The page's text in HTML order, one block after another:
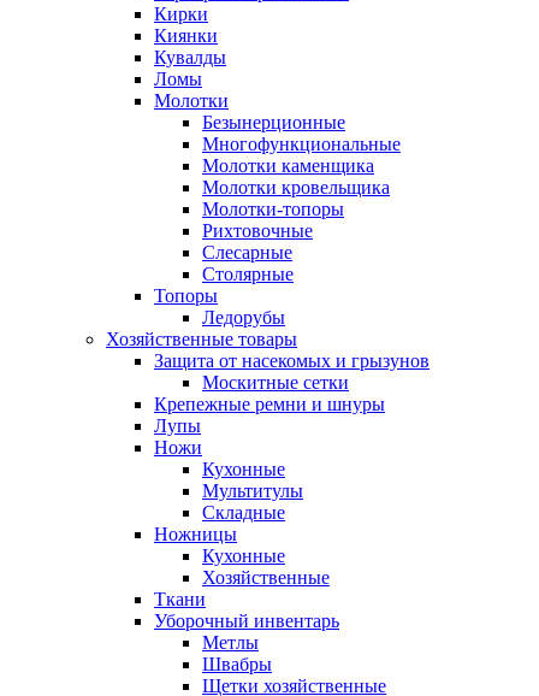
Кирки
Киянки
Кувалды
Ломы
Молотки
Безынерционные
Многофункциональные
Молотки каменщика
Молотки кровельщика
Молотки-топоры
Рихтовочные
Слесарные
Столярные
Топоры
Ледорубы
Хозяйственные товары
Защита от насекомых и грызунов
Москитные сетки
Крепежные ремни и шнуры
Лупы
Ножи
Кухонные
Мультитулы
Складные
Ножницы
Кухонные
Хозяйственные
Ткани
Уборочный инвентарь
Метлы
Швабры
Щетки хозяйственные